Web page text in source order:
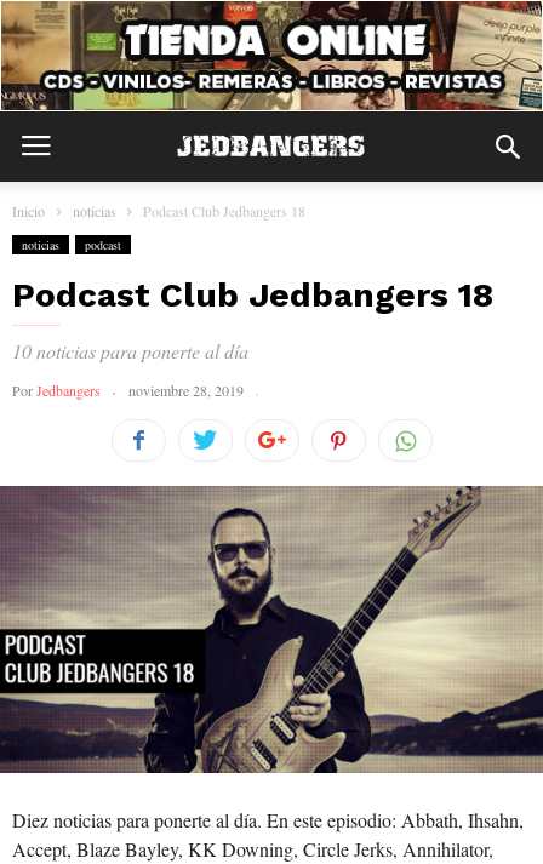
Inicio noticias Podcast Club Jedbangers 18
noticias podcast
Podcast Club Jedbangers 18
10 noticias para ponerte al día
PorJedbangers noviembre 28, 2019
Diez noticias para ponerte al día. En este episodio: Abbath, Ihsahn,
Accept, Blaze Bayley, KK Downing, Circle Jerks, Annihilator,